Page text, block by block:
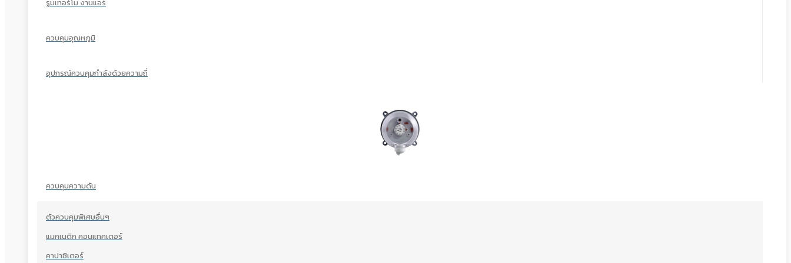
รูมเทอร์โม งานแอร์
ควบคุมอุณหภูมิ
อุปกรณ์ควบคุมกำลังด้วยความถี่
ควบคุมความดัน
ตัวควบคุมพิเศษอื่นๆ
แมกเนติก คอนแทคเตอร์
คาปาซิเตอร์